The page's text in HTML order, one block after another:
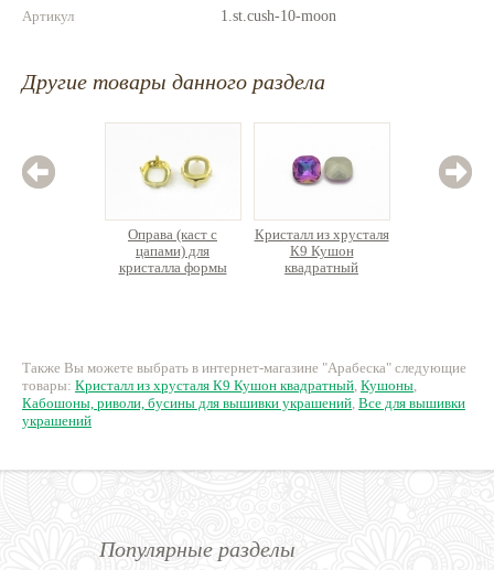
Артикул
1.st.cush-10-moon
Другие товары данного раздела
Оправа (каст с
цапами) для
кристалла формы
Кристалл из хрусталя
К9 Кушон
квадратный
Также Вы можете выбрать в интернет-магазине "Арабеска" следующие
товары: Кристалл из хрусталя К9 Кушон квадратный, Кушоны,
Кабошоны, риволи, бусины для вышивки украшений, Все для вышивки
украшений
Популярные разделы